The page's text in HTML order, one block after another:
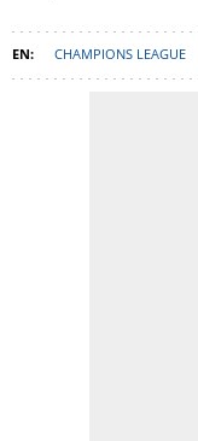
CHAMPIONS LEAGUE